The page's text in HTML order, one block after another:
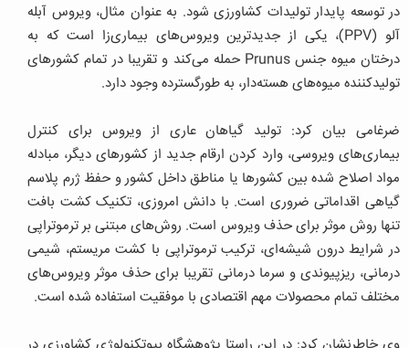
در توسعه پایدار تولیدات کشاورزی شود. به عنوان مثال، ویروس آبله
آلو (PPV)، یکی از جدیدترین ویروس‌های بیماری‌زا است که به
درختان میوه جنس Prunus حمله می‌کند و تقریبا در تمام کشورهای
تولیدکننده میوه‌های هسته‌دار، به طورگسترده وجود دارد.
ضرغامی بیان کرد: تولید گیاهان عاری از ویروس برای کنترل
بیماری‌های ویروسی، وارد کردن ارقام جدید از کشورهای دیگر، مبادله
مواد اصلاح شده بین کشورها یا مناطق داخل کشور و حفظ ژرم پلاسم
گیاهی اقداماتی ضروری است. با دانش امروزی، تکنیک کشت بافت
تنها روش موثر برای حذف ویروس است. روش‌های مبتنی بر ترموتراپی
در شرایط درون شیشه‌ای، ترکیب ترموتراپی با کشت مریستم، شیمی
درمانی، ریزپیوندی و سرما درمانی تقریبا برای حذف موثر ویروس‌های
مختلف تمام محصولات مهم اقتصادی با موفقیت استفاده شده است.